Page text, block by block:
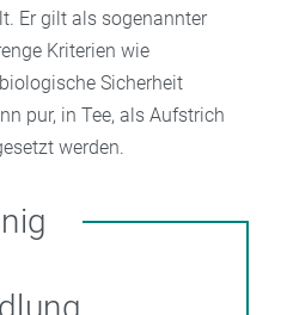
Er gilt als sogenannter
Kriterien wie
Sicherheit
pur, in Tee, als Aufstrich
werden.